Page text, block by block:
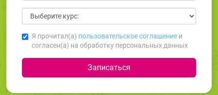
Я прочитал(а) пользовательское соглашениеи
согласен(а) на обработку персональных данных